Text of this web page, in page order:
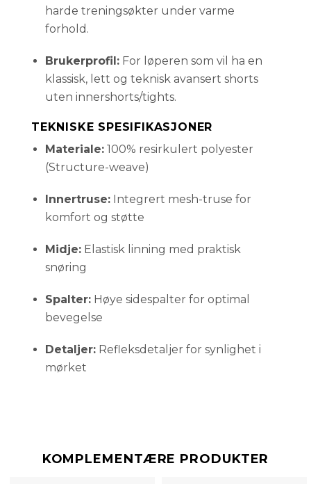
harde treningsøkter under varme
forhold.
Brukerprofil: For løperen som vil ha en
klassisk, lett og teknisk avansert shorts
uten innershorts/tights.
TEKNISKE SPESIFIKASJONER
Materiale: 100% resirkulert polyester
(Structure-weave)
Innertruse: Integrert mesh-truse for
komfort og støtte
Midje: Elastisk linning med praktisk
snøring
Spalter: Høye sidespalter for optimal
bevegelse
Detaljer: Refleksdetaljer for synlighet i
mørket
KOMPLEMENTÆRE PRODUKTER